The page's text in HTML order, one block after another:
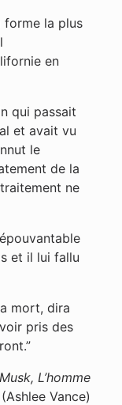
forme la plus
en
qui passait
et avait vu
le
de la
ne
et il lui fallu
mort, dira
pris des
L’homme
(Ashlee Vance)